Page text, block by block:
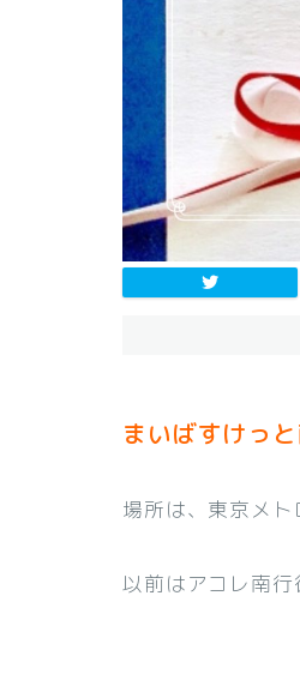
まいばすけっ
場所は、東京メト
以前はアコレ南行